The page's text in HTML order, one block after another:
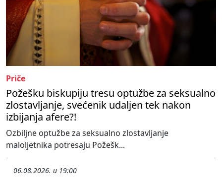
Priče
Požešku biskupiju tresu optužbe za seksualno
zlostavljanje, svećenik udaljen tek nakon
izbijanja afere?!
Ozbiljne optužbe za seksualno zlostavljanje
maloljetnika potresaju Požešk...
06.08.2026. u 19:00